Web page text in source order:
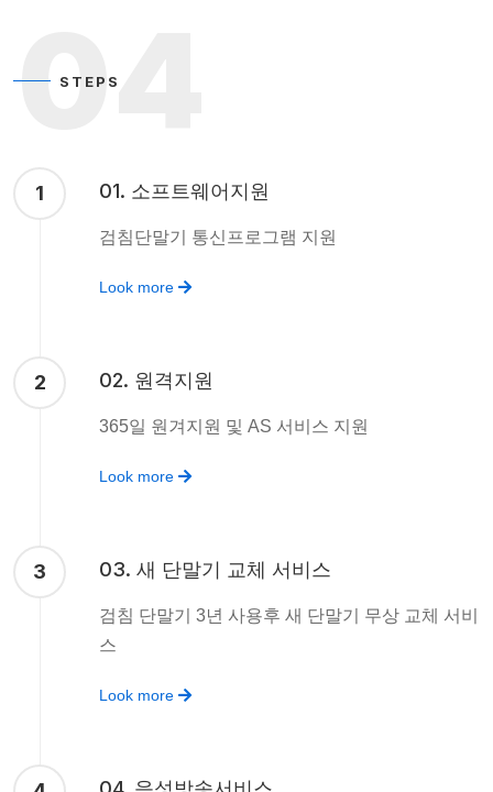
04
STEPS
1 01. 소프트웨어지원
검침단말기 통신프로그램 지원
Look more
2 02. 원격지원
365일 원겨지원 및 AS 서비스 지원
Look more
3 03. 새 단말기 교체 서비스
검침 단말기 3년 사용후 새 단말기 무상 교체 서비
스
Look more